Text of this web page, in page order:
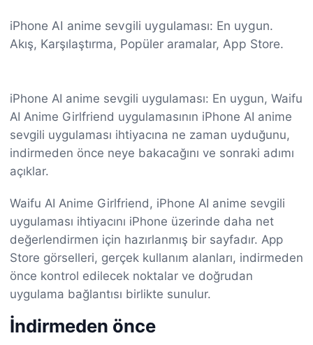
iPhone AI anime sevgili uygulaması: En uygun.
Akış, Karşılaştırma, Popüler aramalar, App Store.
iPhone AI anime sevgili uygulaması: En uygun, Waifu
AI Anime Girlfriend uygulamasının iPhone AI anime
sevgili uygulaması ihtiyacına ne zaman uyduğunu,
indirmeden önce neye bakacağını ve sonraki adımı
açıklar.
Waifu AI Anime Girlfriend, iPhone AI anime sevgili
uygulaması ihtiyacını iPhone üzerinde daha net
değerlendirmen için hazırlanmış bir sayfadır. App
Store görselleri, gerçek kullanım alanları, indirmeden
önce kontrol edilecek noktalar ve doğrudan
uygulama bağlantısı birlikte sunulur.
İndirmeden önce